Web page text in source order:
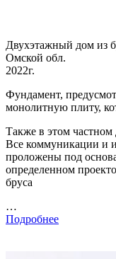
Двухэтажный дом из
Омской обл.
2022г.
Фундамент,
монолитную плиту,
Также в этом
Все коммуникации и
проложены под
определенном
бруса
…
Подробнее